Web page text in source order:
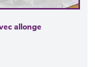
allonge